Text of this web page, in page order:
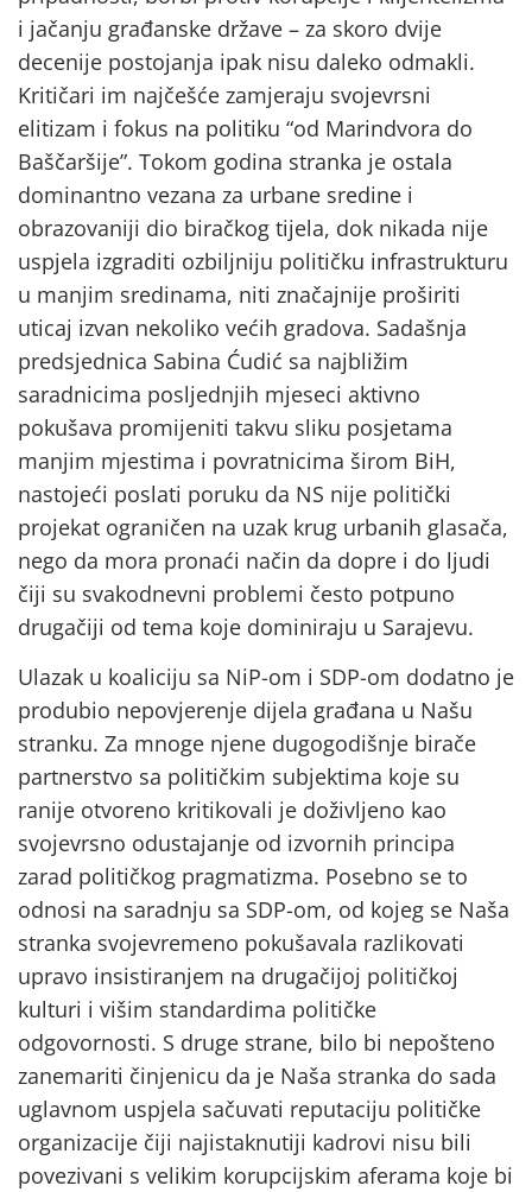
i jačanju građanske države – za skoro dvije
decenije postojanja ipak nisu daleko odmakli.
Kritičari im najčešće zamjeraju svojevrsni
elitizam i fokus na politiku “od Marindvora do
Baščaršije”. Tokom godina stranka je ostala
dominantno vezana za urbane sredine i
obrazovaniji dio biračkog tijela, dok nikada nije
uspjela izgraditi ozbiljniju političku infrastrukturu
u manjim sredinama, niti značajnije proširiti
uticaj izvan nekoliko većih gradova. Sadašnja
predsjednica Sabina Ćudić sa najbližim
saradnicima posljednjih mjeseci aktivno
pokušava promijeniti takvu sliku posjetama
manjim mjestima i povratnicima širom BiH,
nastojeći poslati poruku da NS nije politički
projekat ograničen na uzak krug urbanih glasača,
nego da mora pronaći način da dopre i do ljudi
čiji su svakodnevni problemi često potpuno
drugačiji od tema koje dominiraju u Sarajevu.
Ulazak u koaliciju sa NiP-om i SDP-om dodatno je
produbio nepovjerenje dijela građana u Našu
stranku. Za mnoge njene dugogodišnje birače
partnerstvo sa političkim subjektima koje su
ranije otvoreno kritikovali je doživljeno kao
svojevrsno odustajanje od izvornih principa
zarad političkog pragmatizma. Posebno se to
odnosi na saradnju sa SDP-om, od kojeg se Naša
stranka svojevremeno pokušavala razlikovati
upravo insistiranjem na drugačijoj političkoj
kulturi i višim standardima političke
odgovornosti. S druge strane, bilo bi nepošteno
zanemariti činjenicu da je Naša stranka do sada
uglavnom uspjela sačuvati reputaciju političke
organizacije čiji najistaknutiji kadrovi nisu bili
povezivani s velikim korupcijskim aferama koje bi